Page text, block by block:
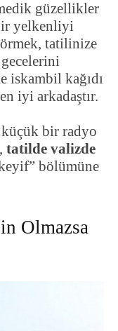
güzellikler
yelkenliyi
tatilinize
iskambil kağıdı
iyi arkadaştır.
bir radyo
tatilde valizde
bölümüne
Olmazsa